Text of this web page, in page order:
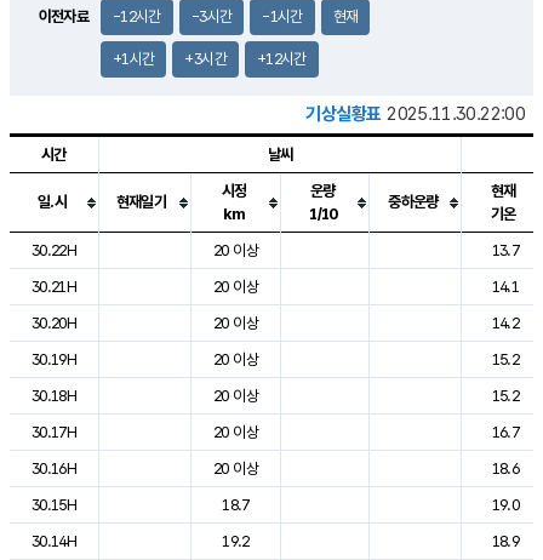
이전자료 -12시간 -3시간 -1시간 현재
+1시간 +3시간 +12시간
기상실황표 2025.11.30.22:00
도시별 기상실황표로 지점, 날씨, 기온, 강수, 바람, 기압등을 안내한 표입
시간 날씨
일.시 현재일기
시정
km
운량
1/10
중하운량
현재
기온
30.22H
20 이상
13.7
30.21H
20 이상
14.1
30.20H
20 이상
14.2
30.19H
20 이상
15.2
30.18H
20 이상
15.2
30.17H
20 이상
16.7
30.16H
20 이상
18.6
30.15H
18.7
19.0
30.14H
19.2
18.9